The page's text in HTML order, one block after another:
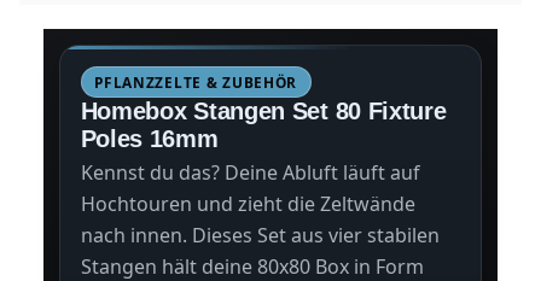
PFLANZZELTE & ZUBEHÖR
Homebox Stangen Set 80 Fixture
Poles 16mm
Kennst du das? Deine Abluft läuft auf
Hochtouren und zieht die Zeltwände
nach innen. Dieses Set aus vier stabilen
Stangen hält deine 80x80 Box in Form